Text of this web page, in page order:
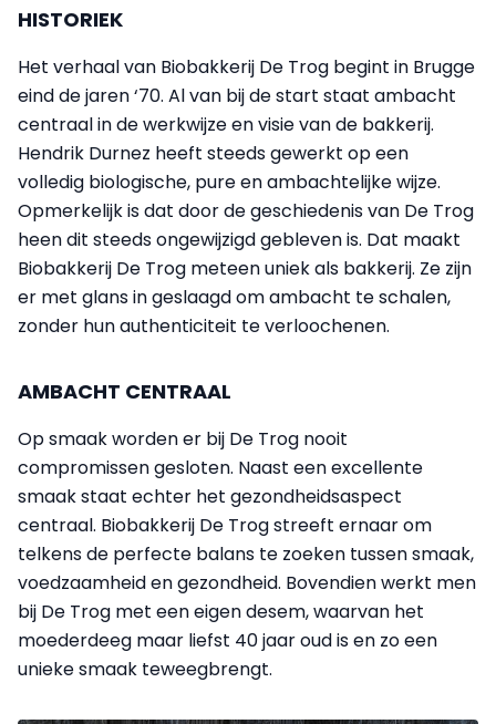
HISTORIEK
Het verhaal van Biobakkerij De Trog begint in Brugge
eind de jaren ‘70. Al van bij de start staat ambacht
centraal in de werkwijze en visie van de bakkerij.
Hendrik Durnez heeft steeds gewerkt op een
volledig biologische, pure en ambachtelijke wijze.
Opmerkelijk is dat door de geschiedenis van De Trog
heen dit steeds ongewijzigd gebleven is. Dat maakt
Biobakkerij De Trog meteen uniek als bakkerij. Ze zijn
er met glans in geslaagd om ambacht te schalen,
zonder hun authenticiteit te verloochenen.
AMBACHT CENTRAAL
Op smaak worden er bij De Trog nooit
compromissen gesloten. Naast een excellente
smaak staat echter het gezondheidsaspect
centraal. Biobakkerij De Trog streeft ernaar om
telkens de perfecte balans te zoeken tussen smaak,
voedzaamheid en gezondheid. Bovendien werkt men
bij De Trog met een eigen desem, waarvan het
moederdeeg maar liefst 40 jaar oud is en zo een
unieke smaak teweegbrengt.